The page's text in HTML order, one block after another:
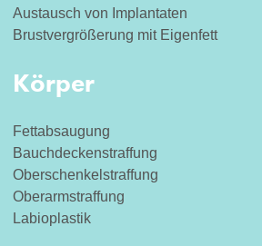
Austausch von Implantaten
Brustvergrößerung mit Eigenfett
Körper
Fettabsaugung
Bauchdeckenstraffung
Oberschenkelstraffung
Oberarmstraffung
Labioplastik